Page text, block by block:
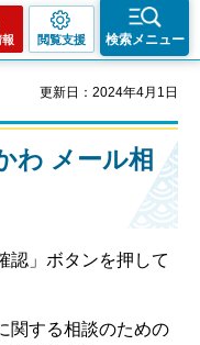
閲覧支援 検索メニュー
更新日：2024年4月1日
わ メール相
認」ボタンを押して
関する相談のための